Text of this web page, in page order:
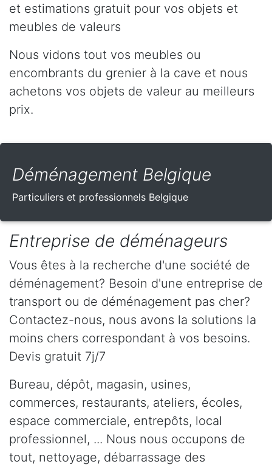
et estimations gratuit pour vos objets et
meubles de valeurs
Nous vidons tout vos meubles ou
encombrants du grenier à la cave et nous
achetons vos objets de valeur au meilleurs
prix.
Déménagement Belgique
Particuliers et professionnels Belgique
Entreprise de déménageurs
Vous êtes à la recherche d'une société de
déménagement? Besoin d'une entreprise de
transport ou de déménagement pas cher?
Contactez-nous, nous avons la solutions la
moins chers correspondant à vos besoins.
Devis gratuit 7j/7
Bureau, dépôt, magasin, usines,
commerces, restaurants, ateliers, écoles,
espace commerciale, entrepôts, local
professionnel, ... Nous nous occupons de
tout, nettoyage, débarrassage des